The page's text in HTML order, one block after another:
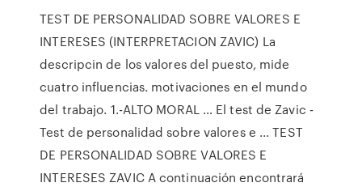
TEST DE PERSONALIDAD SOBRE VALORES E
INTERESES (INTERPRETACION ZAVIC) La
descripcin de los valores del puesto, mide
cuatro influencias. motivaciones en el mundo
del trabajo. 1.-ALTO MORAL … El test de Zavic -
Test de personalidad sobre valores e ... TEST
DE PERSONALIDAD SOBRE VALORES E
INTERESES ZAVIC A continuación encontrará